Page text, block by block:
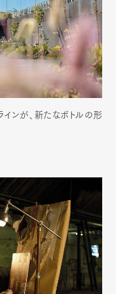
ンが、新たなボトルの形